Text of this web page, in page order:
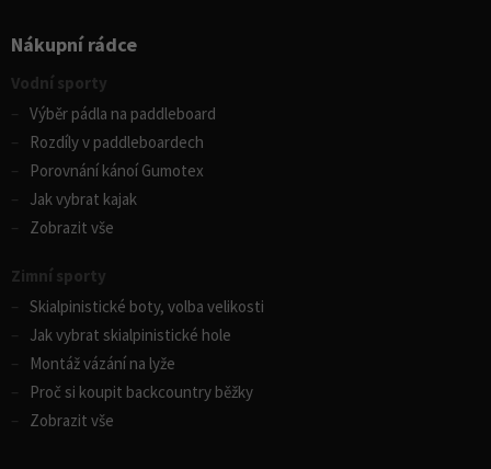
Nákupní rádce
Vodní sporty
Výběr pádla na paddleboard
Rozdíly v paddleboardech
Porovnání kánoí Gumotex
Jak vybrat kajak
Zobrazit vše
Zimní sporty
Skialpinistické boty, volba velikosti
Jak vybrat skialpinistické hole
Montáž vázání na lyže
Proč si koupit backcountry běžky
Zobrazit vše